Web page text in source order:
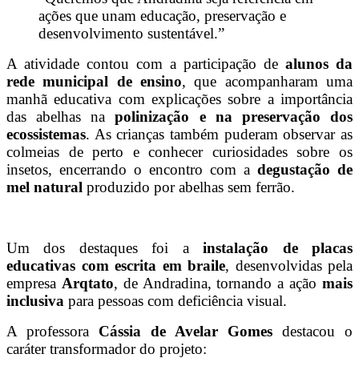
ações que unam educação, preservação e
desenvolvimento sustentável.”
A atividade contou com a participação de alunos da
rede municipal de ensino, que acompanharam uma
manhã educativa com explicações sobre a importância
das abelhas napolinização e na preservação dos
ecossistemas. As crianças também puderam observar as
colmeias de perto e conhecer curiosidades sobre os
insetos, encerrando o encontro com a degustação de
mel natural produzido por abelhas sem ferrão.
Um dos destaques foi ainstalação de placas
educativas com escrita em braile, desenvolvidas pela
empresa Arqtato, de Andradina, tornando a açãomais
inclusiva para pessoas com deficiência visual.
A professora Cássia de Avelar Gomes destacou o
caráter transformador do projeto: